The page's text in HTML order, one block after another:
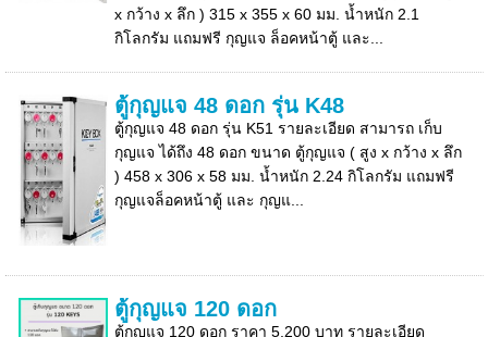
x กว้าง x ลึก ) 315 x 355 x 60 มม. น้ำหนัก 2.1
กิโลกรัม แถมฟรี กุญแจ ล็อคหน้าตู้ และ...
ตู้กุญแจ 48 ดอก รุ่น K48
ตู้กุญแจ 48 ดอก รุ่น K51 รายละเอียด สามารถ เก็บ
กุญแจ ได้ถึง 48 ดอก ขนาด ตู้กุญแจ ( สูง x กว้าง x ลึก
) 458 x 306 x 58 มม. น้ำหนัก 2.24 กิโลกรัม แถมฟรี
กุญแจล็อคหน้าตู้ และ กุญแ...
ตู้กุญแจ 120 ดอก
ตู้กุญแจ 120 ดอก ราคา 5,200 บาท รายละเอียด